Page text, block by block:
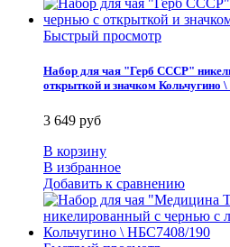
Быстрый просмотр
Набор для чая "Герб СССР"
открыткой и значком Кольчугино
3 649 руб
В корзину
В избранное
Добавить к сравнению